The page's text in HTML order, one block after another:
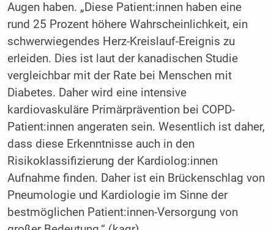
Augen haben. „Diese Patient:innen haben eine
rund 25 Prozent höhere Wahrscheinlichkeit, ein
schwerwiegendes Herz-Kreislauf-Ereignis zu
erleiden. Dies ist laut der kanadischen Studie
vergleichbar mit der Rate bei Menschen mit
Diabetes. Daher wird eine intensive
kardiovaskuläre Primärprävention bei COPD-
Patient:innen angeraten sein. Wesentlich ist daher,
dass diese Erkenntnisse auch in den
Risikoklassifizierung der Kardiolog:innen
Aufnahme finden. Daher ist ein Brückenschlag von
Pneumologie und Kardiologie im Sinne der
bestmöglichen Patient:innen-Versorgung von